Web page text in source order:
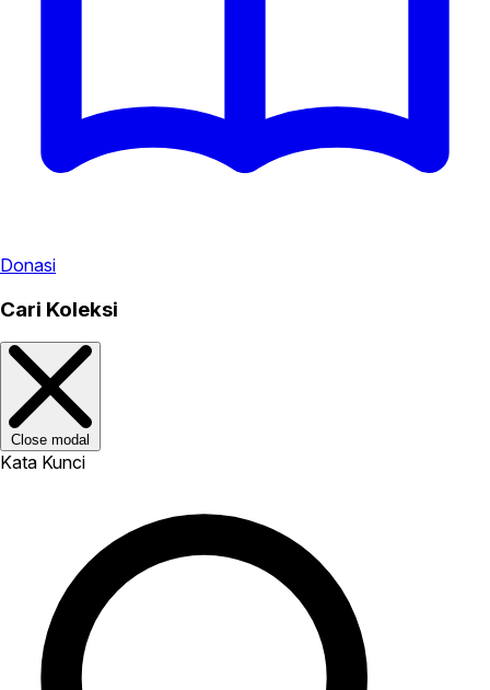
Donasi
Cari Koleksi
Close modal
Kata Kunci